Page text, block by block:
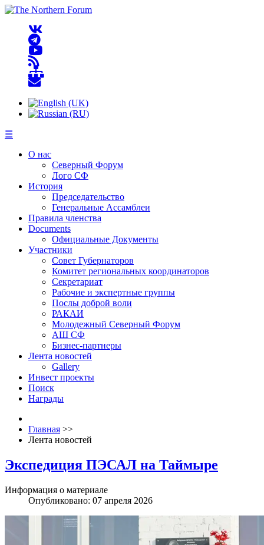
☰
О нас
Северный Форум
Лого СФ
История
Председательство
Генеральные Ассамблеи
Правила членства
Documents
Официальные Документы
Участники
Совет Губернаторов
Комитет региональных координаторов
Секретариат
Рабочие и экспертные группы
Послы доброй воли
РАКАИ
Молодежный Северный Форум
АШ СФ
Бизнес-партнеры
Лента новостей
Gallery
Инвест проекты
Поиск
Награды
Главная >>
Лента новостей
Экспедиция ПЭСАЛ на Таймыре
Информация о материале
Опубликовано: 07 апреля 2026